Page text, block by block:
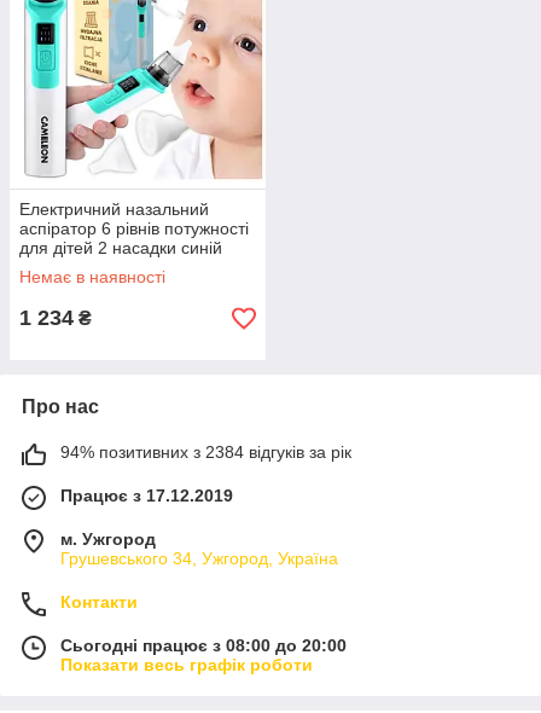
Електричний назальний
аспіратор 6 рівнів потужності
для дітей 2 насадки синій
Renew Force СS-0271
Немає в наявності
1 234 ₴
Про нас
94% позитивних з 2384 відгуків за рік
Працює з 17.12.2019
м. Ужгород
Грушевського 34, Ужгород, Україна
Контакти
Сьогодні працює з 08:00 до 20:00
Показати весь графік роботи